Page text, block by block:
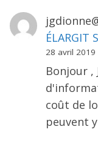
ÉLARGIT
28 avril 2019
Bonjour ,
coût de
peuvent